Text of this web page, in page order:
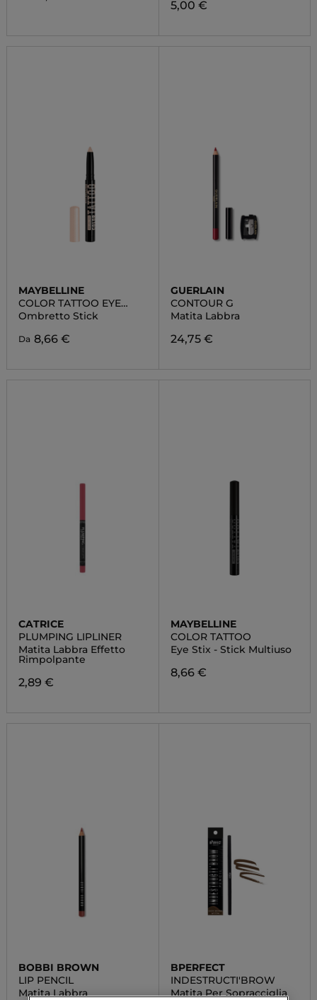
5,00 €
MAYBELLINE
COLOR TATTOO EYE
STICK
Ombretto Stick
Da 8,66 €
GUERLAIN
CONTOUR G
Matita Labbra
24,75 €
CATRICE
PLUMPING LIPLINER
Matita Labbra Effetto
Rimpolpante
2,89 €
MAYBELLINE
COLOR TATTOO
Eye Stix - Stick Multiuso
8,66 €
BOBBI BROWN
LIP PENCIL
Matita Labbra
BPERFECT
INDESTRUCTI'BROW
Matita Per Sopracciglia